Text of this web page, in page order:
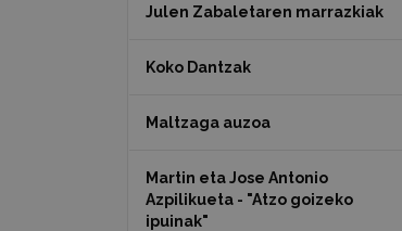
Julen Zabaletaren marrazkiak
Koko Dantzak
Maltzaga auzoa
Martin eta Jose Antonio
Azpilikueta - "Atzo goizeko
ipuinak"